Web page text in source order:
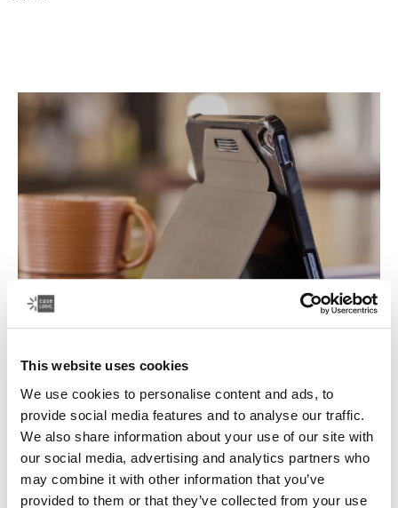
This website uses cookies
We use cookies to personalise content and ads, to
provide social media features and to analyse our traffic.
We also share information about your use of our site with
our social media, advertising and analytics partners who
may combine it with other information that you’ve
provided to them or that they’ve collected from your use
Ajuste flexible
Si buscas una funda para iPad ajustada, una funda para
tableta Samsung Galaxy o una funda para tableta
universal, Case Logic te ofrece una gama de fundas
protectoras de todos los tamaños para mantener
segura tu tableta durante los viajes. La funda también